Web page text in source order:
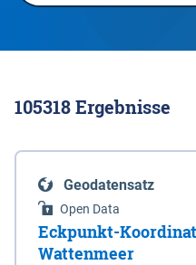
105318Ergebnisse
Geodatensatz
Open Data
Eckpunkt-
Wattenmeer